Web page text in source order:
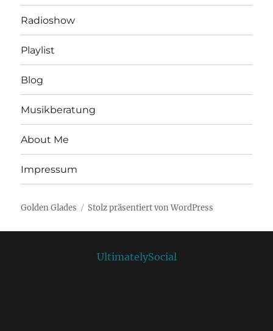
Radioshow
Playlist
Blog
Musikberatung
About Me
Impressum
Golden Glades Stolz präsentiert von WordPress
UltimatelySocial